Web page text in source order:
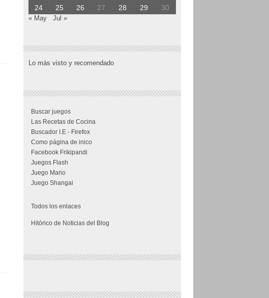
24
25 26 27 28 29 30
« May Jul »
Lo más visto y recomendado
Buscar juegos
Las Recetas de Cocina
Buscador I.E - Firefox
Como página de inico
Facebook Frikipandi
Juegos Flash
Juego Mario
Juego Shangai
Todos los enlaces
Hitórico de Noticias del Blog